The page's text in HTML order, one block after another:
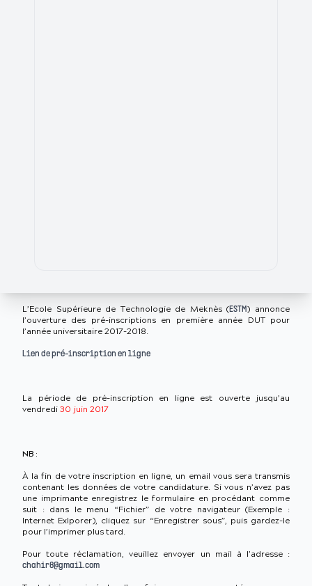
L’Ecole Supérieure de Technologie de Meknès (ESTM) annonce
l’ouverture des pré-inscriptions en première année DUT pour
l’année universitaire 2017-2018.
Lien de pré-inscription en ligne
La période de pré-inscription en ligne est ouverte jusqu’au
vendredi 30 juin 2017
NB :
À la fin de votre inscription en ligne, un email vous sera transmis
contenant les données de votre candidature. Si vous n’avez pas
une imprimante enregistrez le formulaire en procédant comme
suit : dans le menu “Fichier” de votre navigateur (Exemple :
Internet Exlporer), cliquez sur “Enregistrer sous”, puis gardez-le
pour l’imprimer plus tard.
Pour toute réclamation, veuillez envoyer un mail à l’adresse :
chahir8@gmail.com